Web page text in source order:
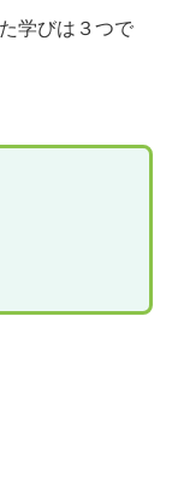
学びは３つで